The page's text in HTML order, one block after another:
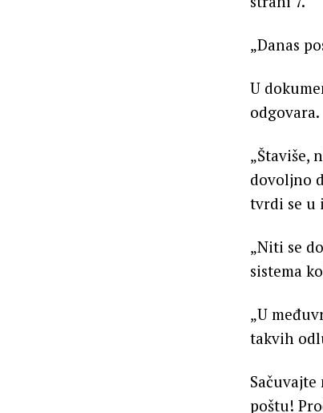
„Danas
U
odgovara.
„Štaviše,
dovoljno
tvrdi se u
„Niti se
sistema
„U
takvih
poštu!